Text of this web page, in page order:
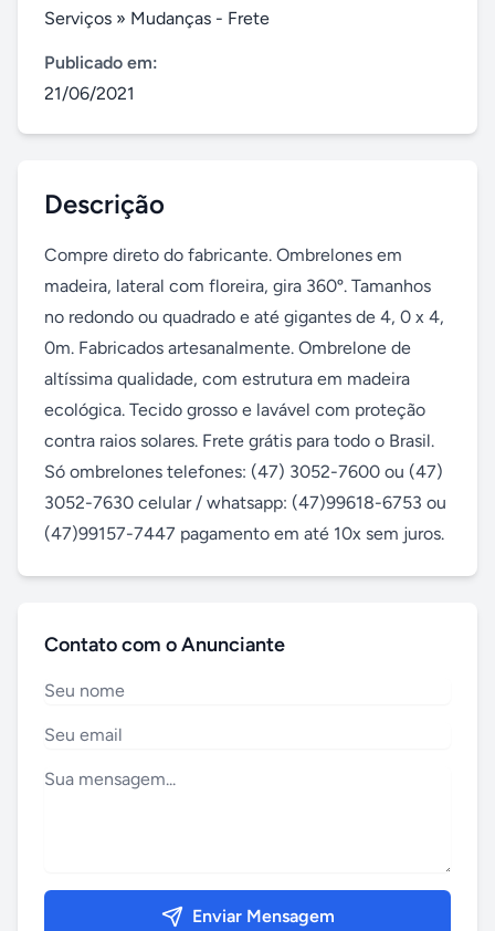
Serviços » Mudanças - Frete
Publicado em:
21/06/2021
Descrição
Compre direto do fabricante. Ombrelones em
madeira, lateral com floreira, gira 360º. Tamanhos
no redondo ou quadrado e até gigantes de 4, 0 x 4,
0m. Fabricados artesanalmente. Ombrelone de
altíssima qualidade, com estrutura em madeira
ecológica. Tecido grosso e lavável com proteção
contra raios solares. Frete grátis para todo o Brasil.
Só ombrelones telefones: (47) 3052-7600 ou (47)
3052-7630 celular / whatsapp: (47)99618-6753 ou
(47)99157-7447 pagamento em até 10x sem juros.
Contato com o Anunciante
Enviar Mensagem